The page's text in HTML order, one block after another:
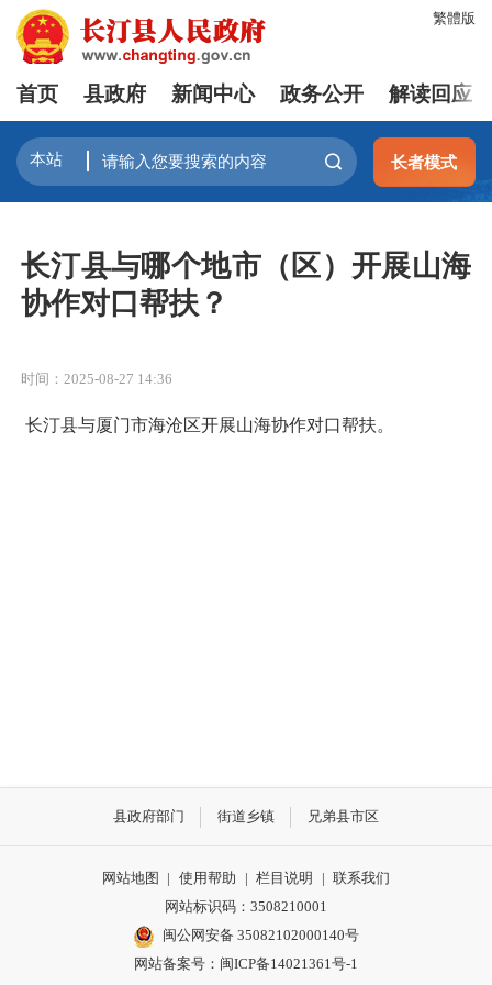
繁體版
首页 县政府 新闻中心 政务公开 解读回应
长者模式
长汀县与哪个地市（区）开展山海
协作对口帮扶？
时间：2025-08-27 14:36
长汀县与厦门市海沧区开展山海协作对口帮扶。
县政府部门 街道乡镇 兄弟县市区
网站地图 | 使用帮助 | 栏目说明 | 联系我们
网站标识码：3508210001
闽公网安备 35082102000140号
网站备案号： 闽ICP备14021361号-1